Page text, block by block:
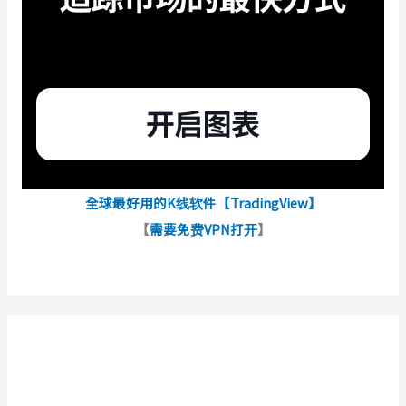
全球最好用的K线软件【TradingView】
【需要免费VPN打开】